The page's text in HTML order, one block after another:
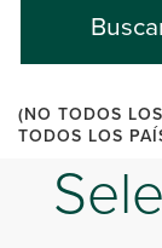
(NO TODOS
TODOS LOS